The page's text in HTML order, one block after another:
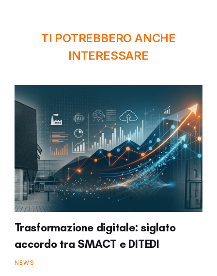
TI POTREBBERO ANCHE
INTERESSARE
Trasformazione digitale: siglato
accordo tra SMACT e DITEDI
NEWS